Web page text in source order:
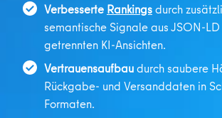
Verbesserte Rankingsdurch
semantische Signale aus JSON-
getrennten KI-Ansichten.
Vertrauensaufbaudurch saubere
Rückgabe- und Versanddaten in
Formaten.